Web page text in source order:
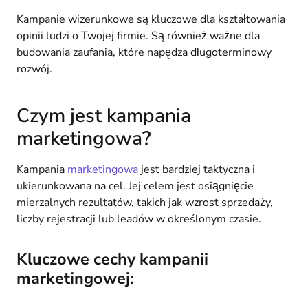
Kampanie wizerunkowe są kluczowe dla kształtowania
opinii ludzi o Twojej firmie. Są również ważne dla
budowania zaufania, które napędza długoterminowy
rozwój.
Czym jest kampania
marketingowa?
Kampania marketingowa jest bardziej taktyczna i
ukierunkowana na cel. Jej celem jest osiągnięcie
mierzalnych rezultatów, takich jak wzrost sprzedaży,
liczby rejestracji lub leadów w określonym czasie.
Kluczowe cechy kampanii
marketingowej: